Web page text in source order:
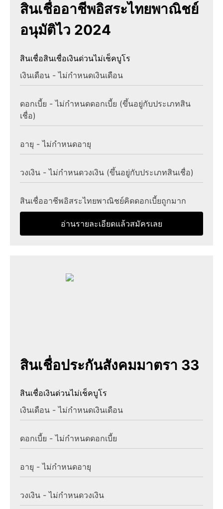
สินเชื่ออาชีพอิสระไทยพาณิชย์
อนุมัติไว 2024
สินเชื่อสินเชื่อเงินด่วนไม่เช็คบูโร
เงินเดือน - ไม่กำหนดเงินเดือน
ดอกเบี้ย - ไม่กำหนดดอกเบี้ย (ขึ้นอยู่กับประเภทสิน
เชื่อ)
อายุ - ไม่กำหนดอายุ
วงเงิน - ไม่กำหนดวงเงิน (ขึ้นอยู่กับประเภทสินเชื่อ)
สินเชื่ออาชีพอิสระไทยพาณิชย์คิดดอกเบี้ยถูกมาก
อ่านรายละเอียดแล้วสมัครเลย
สินเชื่อประกันสังคมมาตรา 33
สินเชื่อเงินด่วนไม่เช็คบูโร
เงินเดือน - ไม่กำหนดเงินเดือน
ดอกเบี้ย - ไม่กำหนดดอกเบี้ย
อายุ - ไม่กำหนดอายุ
วงเงิน - ไม่กำหนดวงเงิน